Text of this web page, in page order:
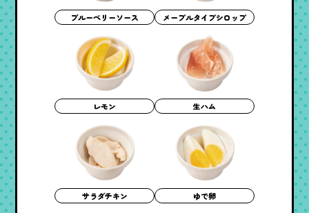
ブルーベリーソース メープルタイプシロップ
レモン 生ハム
サラダチキン ゆで卵